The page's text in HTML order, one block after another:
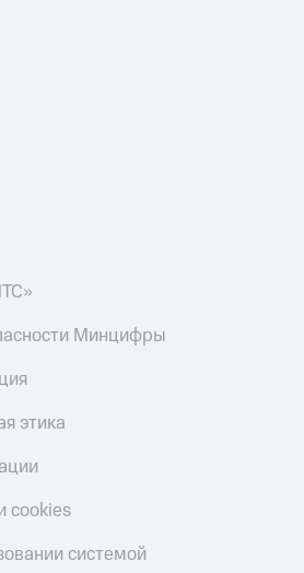
Минцифры
этика
cookies
системой